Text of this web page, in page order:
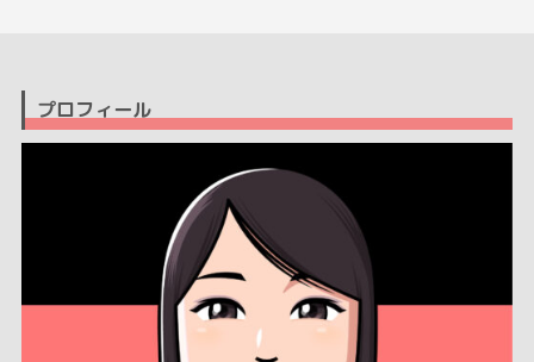
プロフィール